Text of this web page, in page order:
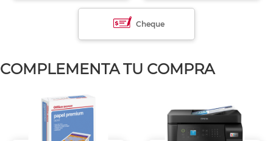
Cheque
COMPLEMENTA TU COMPRA